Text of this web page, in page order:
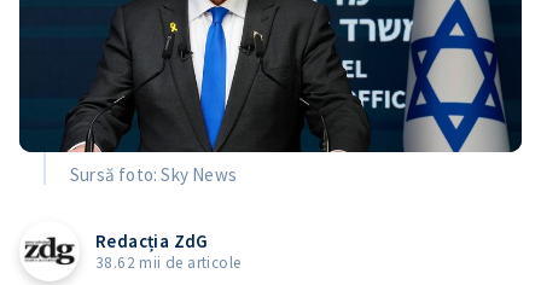
Sursă foto: Sky News
Redacția ZdG
38.62 mii de articole